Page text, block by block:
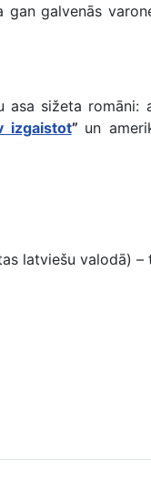
gan galvenās
sižeta romāni:
izgaistot” un
latviešu valodā) –